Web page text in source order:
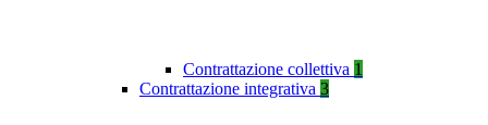
Contrattazione collettiva 1
Contrattazione integrativa 3